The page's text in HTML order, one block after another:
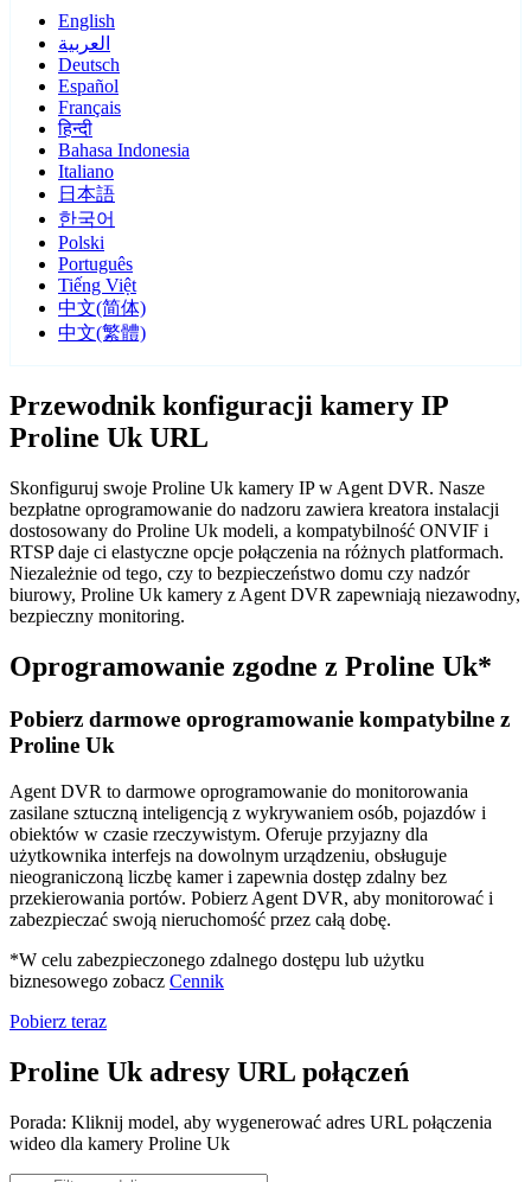
English
العربية
Deutsch
Español
Français
हिन्दी
Bahasa Indonesia
Italiano
日本語
한국어
Polski
Português
Tiếng Việt
中文(简体)
中文(繁體)
Przewodnik konfiguracji kamery IP
Proline Uk URL
Skonfiguruj swoje Proline Uk kamery IP w Agent DVR. Nasze
bezpłatne oprogramowanie do nadzoru zawiera kreatora instalacji
dostosowany do Proline Uk modeli, a kompatybilność ONVIF i
RTSP daje ci elastyczne opcje połączenia na różnych platformach.
Niezależnie od tego, czy to bezpieczeństwo domu czy nadzór
biurowy, Proline Uk kamery z Agent DVR zapewniają niezawodny,
bezpieczny monitoring.
Oprogramowanie zgodne z Proline Uk*
Pobierz darmowe oprogramowanie kompatybilne z
Proline Uk
Agent DVR to darmowe oprogramowanie do monitorowania
zasilane sztuczną inteligencją z wykrywaniem osób, pojazdów i
obiektów w czasie rzeczywistym. Oferuje przyjazny dla
użytkownika interfejs na dowolnym urządzeniu, obsługuje
nieograniczoną liczbę kamer i zapewnia dostęp zdalny bez
przekierowania portów. Pobierz Agent DVR, aby monitorować i
zabezpieczać swoją nieruchomość przez całą dobę.
*W celu zabezpieczonego zdalnego dostępu lub użytku
biznesowego zobacz Cennik
Pobierz teraz
Proline Uk adresy URL połączeń
Porada: Kliknij model, aby wygenerować adres URL połączenia
wideo dla kamery Proline Uk